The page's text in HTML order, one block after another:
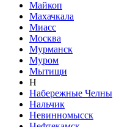
Майкоп
Махачкала
Миасс
Москва
Мурманск
Муром
Мытищи
Н
Набережные Челны
Нальчик
Невинномысск